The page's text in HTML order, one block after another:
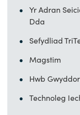
Yr Adran
Dda
Sefydliad
Magstim
Hwb
Technoleg